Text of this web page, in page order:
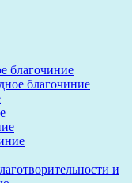
благочиние
благочиние
и